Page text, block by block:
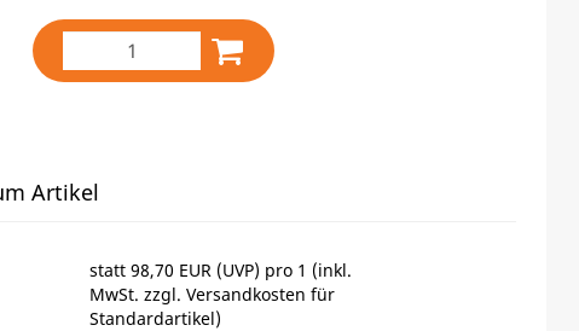
Artikel
statt98,70 EUR (UVP) pro 1 (inkl.
MwSt. zzgl.Versandkosten für
Standardartikel)